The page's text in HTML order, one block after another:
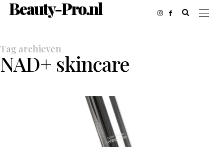
Beauty-Pro.nl
Tag archieven
NAD+ skincare